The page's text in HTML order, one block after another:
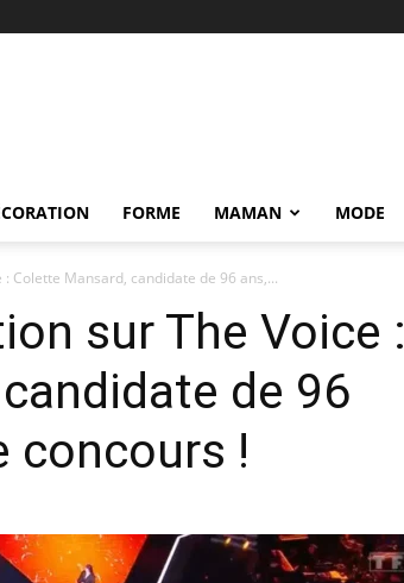
FORME MAMAN MODE
Colette Mansard, candidate de 96 ans,...
sur The Voice :
de 96
concours !